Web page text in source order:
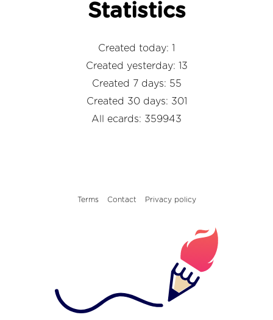
Statistics
Created today: 1
Created yesterday: 13
Created 7 days: 55
Created 30 days: 301
All ecards: 359943
Terms Contact Privacy policy